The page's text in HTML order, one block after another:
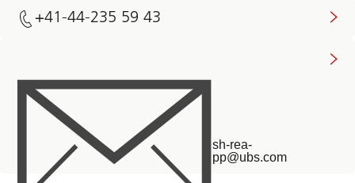
+41-44-235 59 43
sh-rea-
pp@ubs.com